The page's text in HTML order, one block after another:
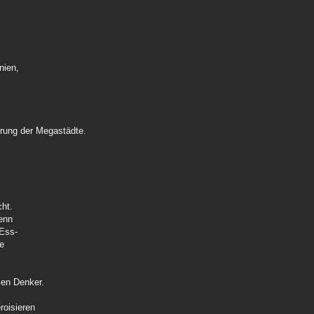
der Megastädte.
Denker.